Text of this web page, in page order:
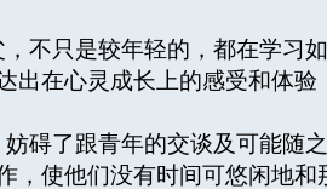
不只是较年轻的，都在学习
出在心灵成长上的感受和体
碍了跟青年的交谈及可能随
，使他们没有时间可悠闲地和